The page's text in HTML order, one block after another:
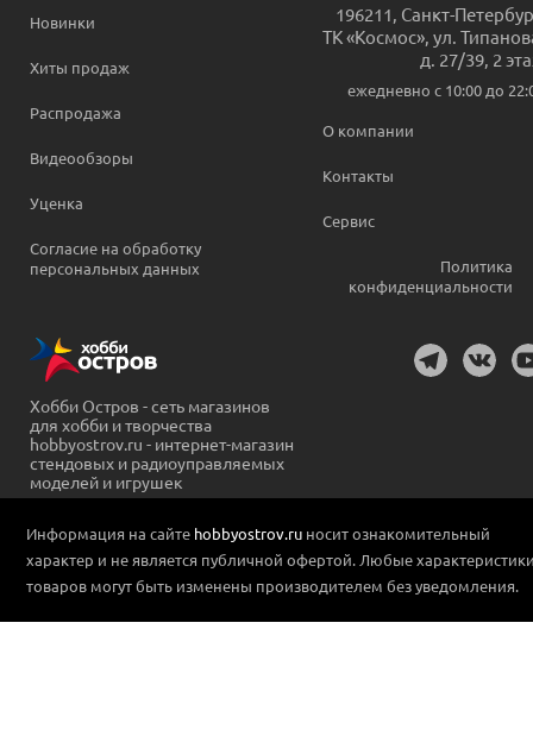
Новинки
Хиты продаж
Распродажа
Видеообзоры
Уценка
Согласие на обработку
персональных данных
196211 Санкт-
ТК «Космос», ул.
д. 27/39, 2
ежедневно c 10:00 до
О компании
Контакты
Сервис
Политика
конфиденциальности
Хобби Остров - сеть магазинов
для хобби и творчества
hobbyostrov.ru - интернет-магазин
стендовых и радиоуправляемых
моделей и игрушек
Информация на сайте hobbyostrov.ru носит ознакомительный
характер и не является публичной офертой. Любые
товаров могут быть изменены производителем без уведомления.